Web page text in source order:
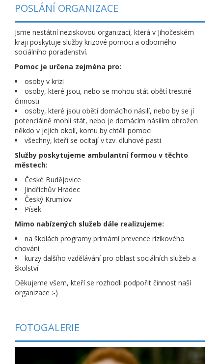
POSLÁNÍ ORGANIZACE
Jsme nestátní neziskovou organizací, která v Jihočeském
kraji poskytuje služby krizové pomoci a odborného
sociálního poradenství.
Pomoc je určena zejména pro:
osoby v krizi
osoby, které jsou, nebo se mohou stát obětí trestné
činnosti
osoby, které jsou obětí domácího násilí, nebo by se jí
potenciálně mohli stát, nebo je domácím násilím ohrožen
někdo v jejich okolí, komu by chtěli pomoci
všechny, kteří se ocitají v tzv. dluhové pasti
Služby poskytujeme ambulantní formou v těchto
městech:
České Budějovice
Jindřichův Hradec
Český Krumlov
Písek
Mimo nabízených služeb dále realizujeme:
na školách programy primární prevence rizikového
chování
kurzy dalšího vzdělávání pro oblast sociálních služeb a
školství
Děkujeme všem, kteří se rozhodli podpořit činnost naší
organizace :-)
FOTOGALERIE